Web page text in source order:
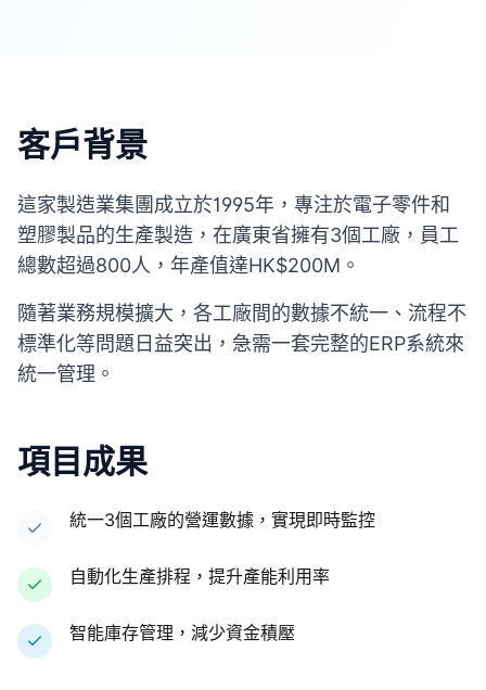
客戶背景
這家製造業集團成立於1995年，專注於電子零件和
塑膠製品的生產製造，在廣東省擁有3個工廠，員工
總數超過800人，年產值達HK$200M。
隨著業務規模擴大，各工廠間的數據不統一、流程不
標準化等問題日益突出，急需一套完整的ERP系統來
統一管理。
項目成果
統一3個工廠的營運數據，實現即時監控
自動化生產排程，提升產能利用率
智能庫存管理，減少資金積壓